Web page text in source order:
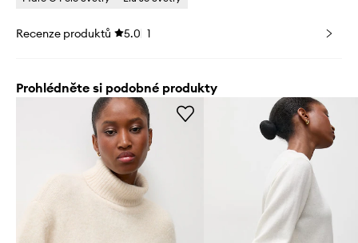
Recenze produktů 5.0 1
Prohlédněte si podobné produkty